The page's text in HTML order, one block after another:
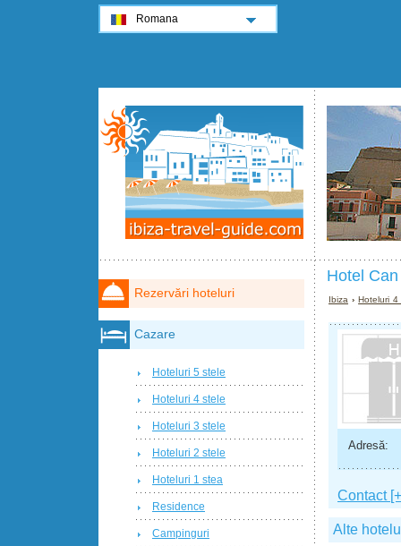
Hotel
Ibiza ›Hoteluri
Adresă:
Contact
Alte
Rezervări hoteluri
Cazare
Hoteluri 5 stele
Hoteluri 4 stele
Hoteluri 3 stele
Hoteluri 2 stele
Hoteluri 1 stea
Residence
Campinguri
Romana